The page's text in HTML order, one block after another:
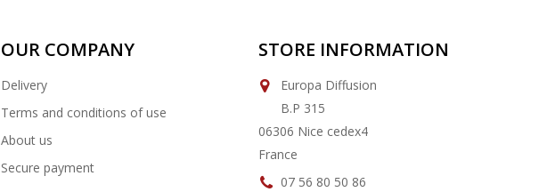
OUR COMPANY
Delivery
Terms and conditions of use
About us
Secure payment
STORE INFORMATION
Europa Diffusion
B.P 315
06306 Nice cedex4
France
07 56 80 50 86